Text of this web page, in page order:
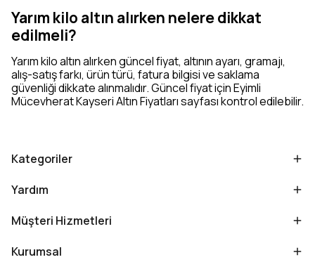
Yarım kilo altın alırken nelere dikkat
edilmeli?
Yarım kilo altın alırken güncel fiyat, altının ayarı, gramajı,
alış-satış farkı, ürün türü, fatura bilgisi ve saklama
güvenliği dikkate alınmalıdır. Güncel fiyat için Eyimli
Mücevherat Kayseri Altın Fiyatları sayfası kontrol edilebilir.
Kategoriler
Yardım
Müşteri Hizmetleri
Kurumsal